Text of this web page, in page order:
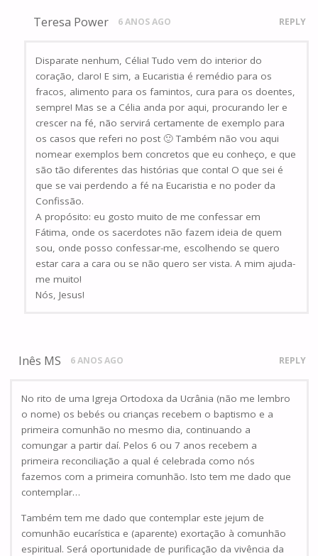
Teresa Power 6 ANOS AGO REPLY
Disparate nenhum, Célia! Tudo vem do interior do
coração, claro! E sim, a Eucaristia é remédio para os
fracos, alimento para os famintos, cura para os doentes,
sempre! Mas se a Célia anda por aqui, procurando ler e
crescer na fé, não servirá certamente de exemplo para
os casos que referi no post 🙂 Também não vou aqui
nomear exemplos bem concretos que eu conheço, e que
são tão diferentes das histórias que conta! O que sei é
que se vai perdendo a fé na Eucaristia e no poder da
Confissão.
A propósito: eu gosto muito de me confessar em
Fátima, onde os sacerdotes não fazem ideia de quem
sou, onde posso confessar-me, escolhendo se quero
estar cara a cara ou se não quero ser vista. A mim ajuda-
me muito!
Nós, Jesus!
Inês MS 6 ANOS AGO REPLY
No rito de uma Igreja Ortodoxa da Ucrânia (não me lembro
o nome) os bebés ou crianças recebem o baptismo e a
primeira comunhão no mesmo dia, continuando a
comungar a partir daí. Pelos 6 ou 7 anos recebem a
primeira reconciliação a qual é celebrada como nós
fazemos com a primeira comunhão. Isto tem me dado que
contemplar…
Também tem me dado que contemplar este jejum de
comunhão eucarística e (aparente) exortação à comunhão
espiritual. Será oportunidade de purificação da vivência da